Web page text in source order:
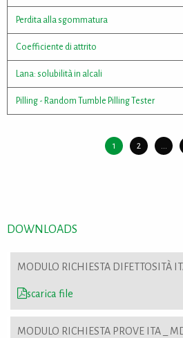
Perdita alla sgommatura
Coefficiente di attrito
Lana: solubilità in alcali
Pilling - Random Tumble Pilling Tester
1 2 ...
DOWNLOADS
MODULO RICHIESTA DIFETTOSITÀ
scarica file
MODULO RICHIESTA PROVE ITA _